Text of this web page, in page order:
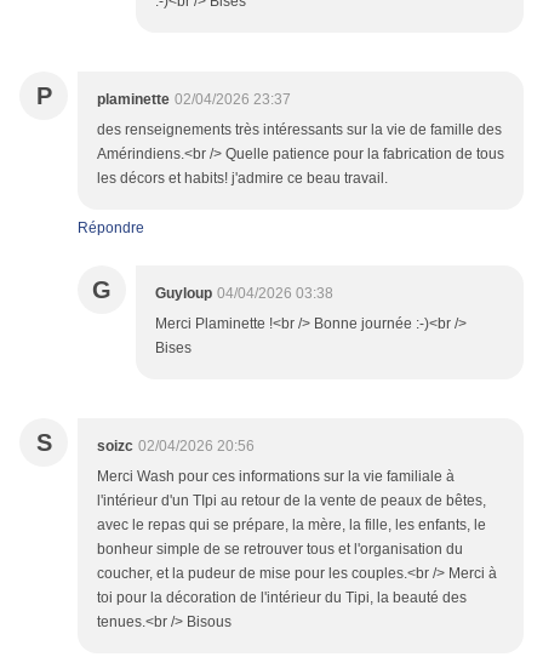
P plaminette 02/04/2026 23:37
des renseignements très intéressants sur la vie de famille des
Amérindiens.<br /> Quelle patience pour la fabrication de tous
les décors et habits! j'admire ce beau travail.
Répondre
G Guyloup 04/04/2026 03:38
Merci Plaminette !<br /> Bonne journée :-)<br />
Bises
S soizc 02/04/2026 20:56
Merci Wash pour ces informations sur la vie familiale à
l'intérieur d'un TIpi au retour de la vente de peaux de bêtes,
avec le repas qui se prépare, la mère, la fille, les enfants, le
bonheur simple de se retrouver tous et l'organisation du
coucher, et la pudeur de mise pour les couples.<br /> Merci à
toi pour la décoration de l'intérieur du Tipi, la beauté des
tenues.<br /> Bisous